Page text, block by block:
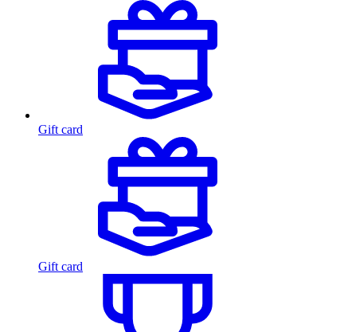
Gift card
Gift card